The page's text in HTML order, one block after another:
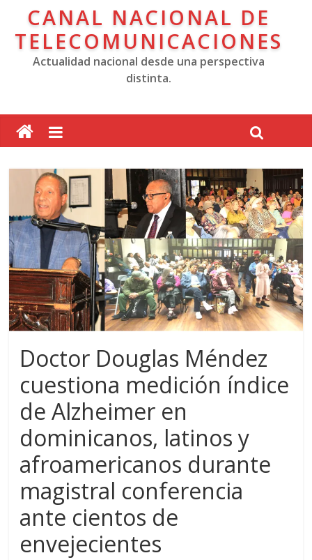
CANAL NACIONAL DE
TELECOMUNICACIONES
Actualidad nacional desde una perspectiva
distinta.
Doctor Douglas Méndez
cuestiona medición índice
de Alzheimer en
dominicanos, latinos y
afroamericanos durante
magistral conferencia
ante cientos de
envejecientes